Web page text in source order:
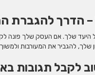
הדרך להגברת
היעד שלך. אם העסק שלך פונה
שלך, להגביר את המעורבות ולמשוך
לקבל תגובות